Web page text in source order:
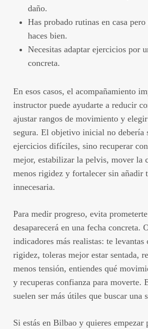
daño.
Has probado rutinas en casa pero
haces bien.
Necesitas adaptar ejercicios por
concreta.
En esos casos, el acompañamiento
instructor puede ayudarte a reducir
ajustar rangos de movimiento y
segura. El objetivo inicial no debería
ejercicios difíciles, sino recuperar
mejor, estabilizar la pelvis, mover la
menos rigidez y fortalecer sin añadir
innecesaria.
Para medir progreso, evita
desaparecerá en una fecha concreta.
indicadores más realistas: te levantas
rigidez, toleras mejor estar sentada,
menos tensión, entiendes qué
y recuperas confianza para moverte.
suelen ser más útiles que buscar una
Si estás en Bilbao y quieres empezar